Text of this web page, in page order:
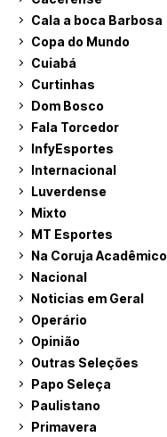
Cala a boca Barbosa
Copa do Mundo
Cuiabá
Curtinhas
Dom Bosco
Fala Torcedor
InfyEsportes
Internacional
Luverdense
Mixto
MT Esportes
Na Coruja Acadêmico
Nacional
Noticias em Geral
Operário
Opinião
Outras Seleções
Papo Seleça
Paulistano
Primavera